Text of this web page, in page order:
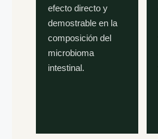
efecto directo y
demostrable en la
composición del
microbioma
intestinal.